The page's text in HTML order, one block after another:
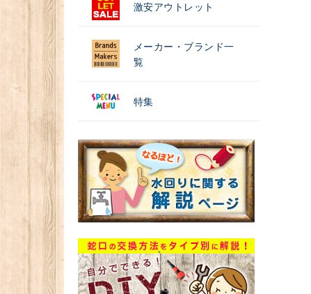
激安アウトレット
メーカー・ブランド一
覧
特集